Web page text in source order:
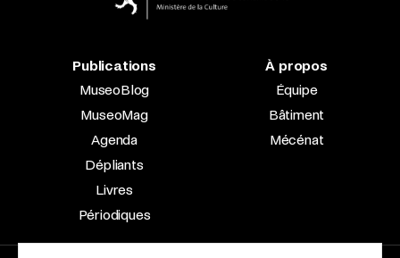
Publications
MuseoBlog
MuseoMag
Agenda
Dépliants
Livres
Périodiques
À propos
Équipe
Bâtiment
Mécénat